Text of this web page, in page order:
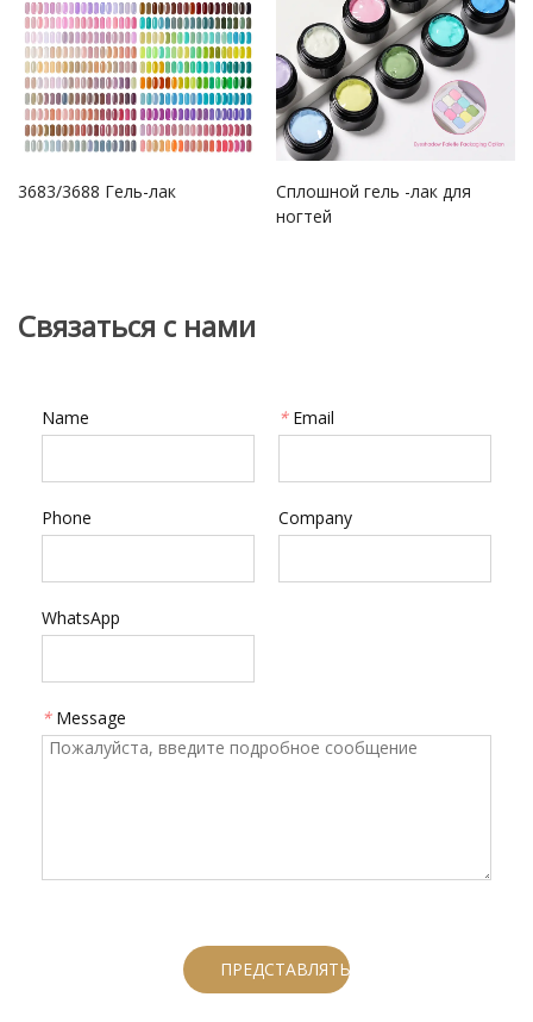
3683/3688 Гель-лак
Сплошной гель -лак для
ногтей
Связаться с нами
Name * Email
Phone Company
WhatsApp
* Message
ПРЕДСТАВЛЯТЬ НА РАССМОТРЕНИЕ